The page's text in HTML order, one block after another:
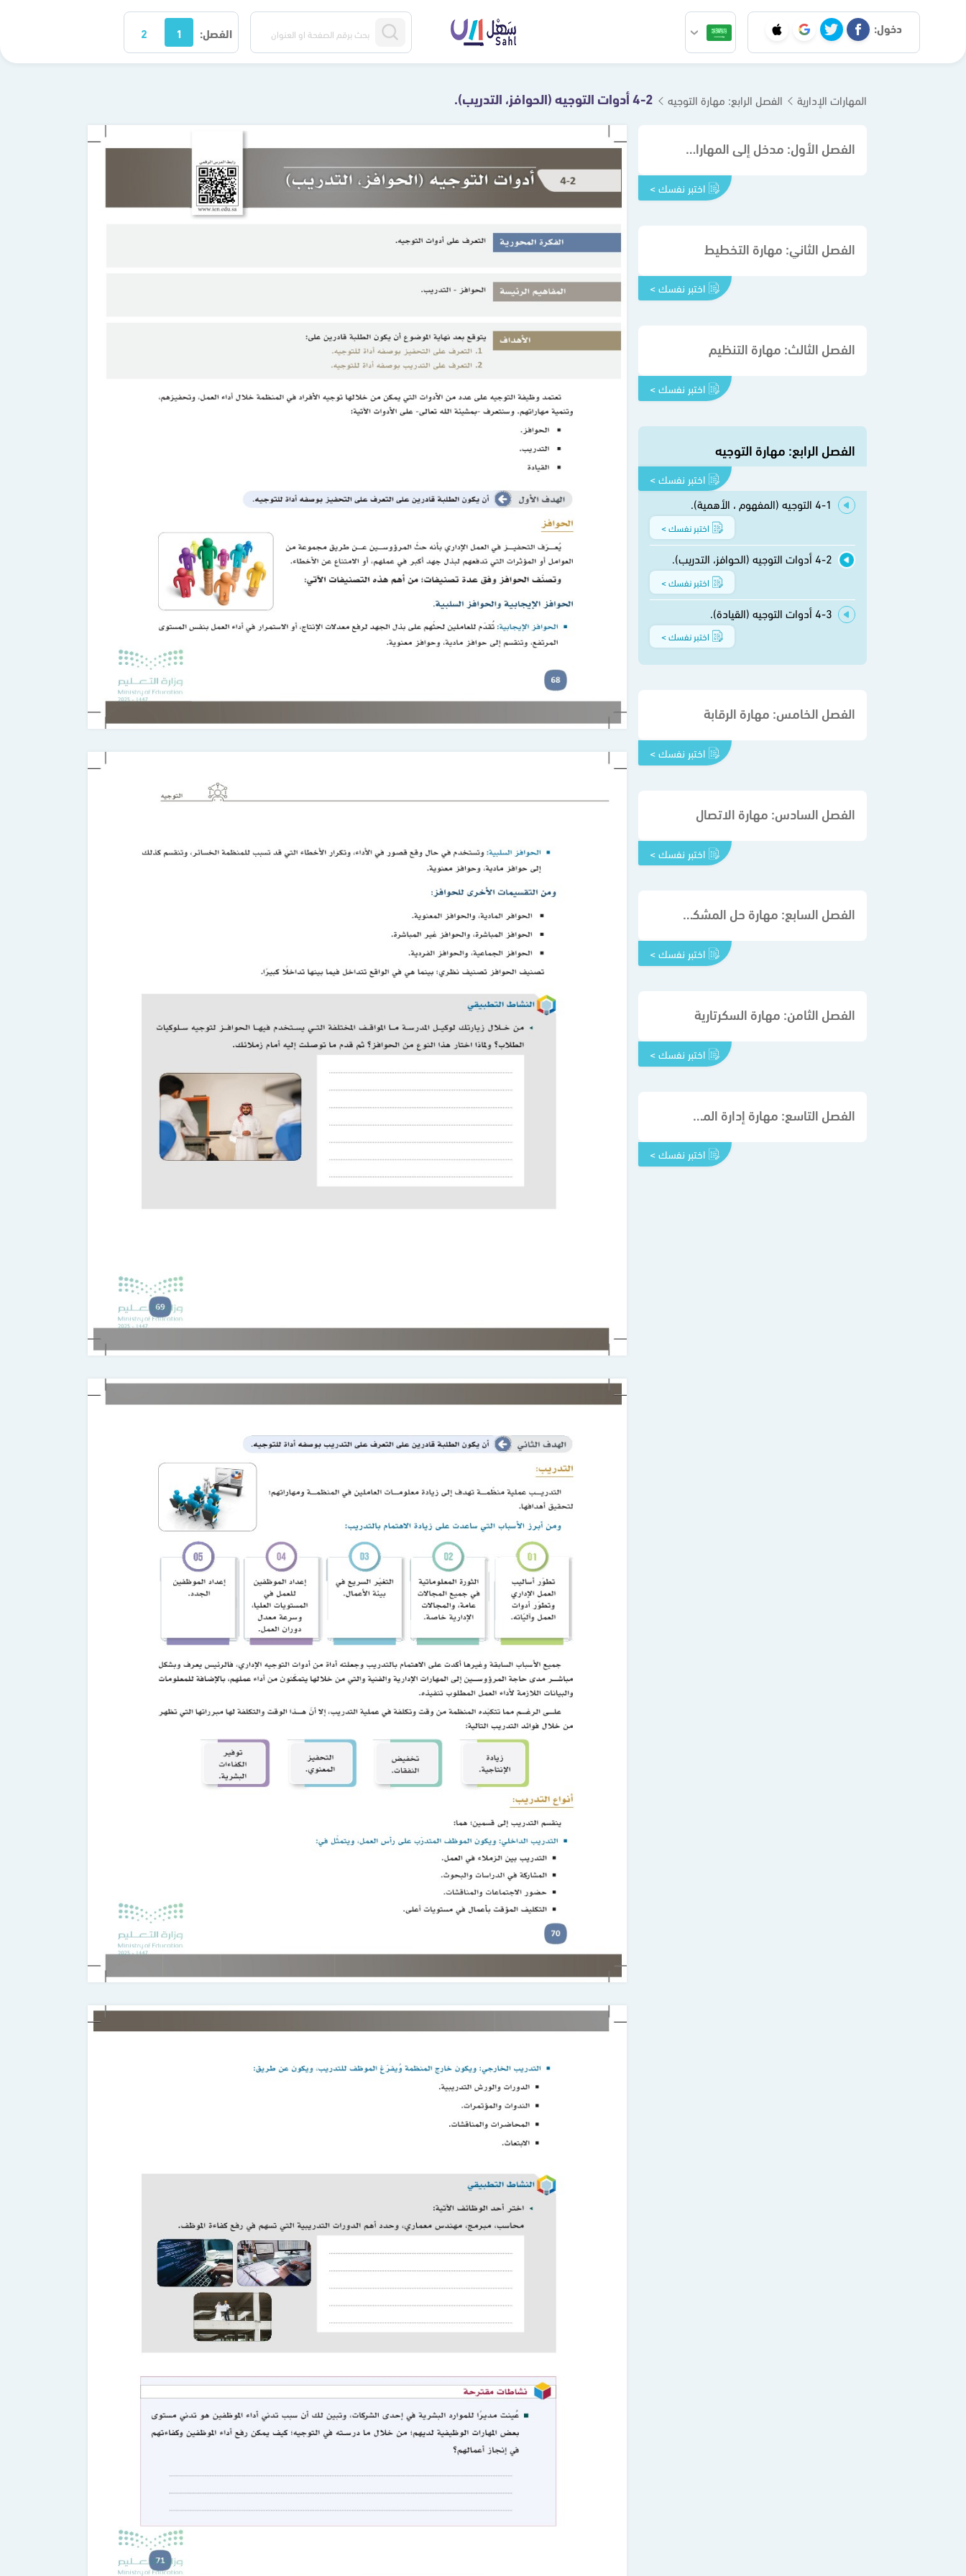
دخول: الفصل: 1
2
المهارات الإدارية الفصل الرابع: مهارة التوجيه 4-2 أدوات التوجيه (الحوافز، التدريب).
الفصل الأول: مدخل إلى المهارات الإدارية
اختبر نفسك >
الفصل الثاني: مهارة التخطيط
اختبر نفسك >
الفصل الثالث: مهارة التنظيم
اختبر نفسك >
الفصل الرابع: مهارة التوجيه
اختبر نفسك >
4-1 التوجيه (المفهوم ، الأهمية).
اختبر نفسك >
4-2 أدوات التوجيه (الحوافز، التدريب).
اختبر نفسك >
4-3 أدوات التوجيه (القيادة).
اختبر نفسك >
الفصل الخامس: مهارة الرقابة
اختبر نفسك >
الفصل السادس: مهارة الاتصال
اختبر نفسك >
الفصل السابع: مهارة حل المشكلة واتخاذ القرار
اختبر نفسك >
الفصل الثامن: مهارة السكرتارية
اختبر نفسك >
الفصل التاسع: مهارة إدارة المشروعات الصغيرة
اختبر نفسك >